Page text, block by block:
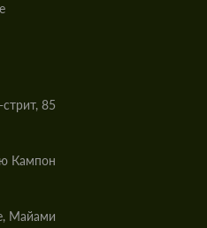
85
Кампон
Майами